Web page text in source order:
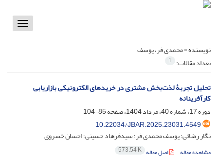
Toggle
نویسنده =محمدی فر، یوسف
تعداد مقالات: 1
تحلیل تجربۀ لذت‌بخش مشتری در خریدهای الکترونیکی بازاریابی
کارآفرینانه
دوره 17، شماره 40، مرداد 1404، صفحه
85-104
10.22034/JBAR.2025.23031.4549
نگار رضائی؛ یوسف محمدی فر؛ سیدفرهاد حسینی؛ احسان خسروی
مشاهده مقاله اصل مقاله 573.54 K